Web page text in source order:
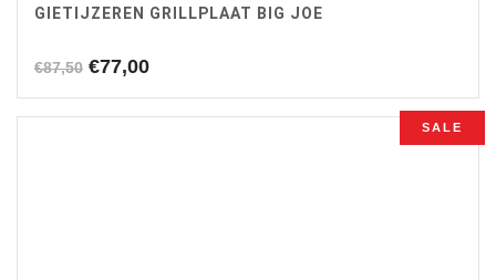
GIETIJZEREN GRILLPLAAT BIG JOE
€87,50 Oorspronkelijke
was:
€77,00Huidige
is:
SALE